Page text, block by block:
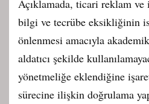
Açıklamada, ticari reklam
bilgi ve tecrübe eksikliğinin
önlenmesi amacıyla
aldatıcı şekilde
yönetmeliğe eklendiğine
sürecine ilişkin doğrulama